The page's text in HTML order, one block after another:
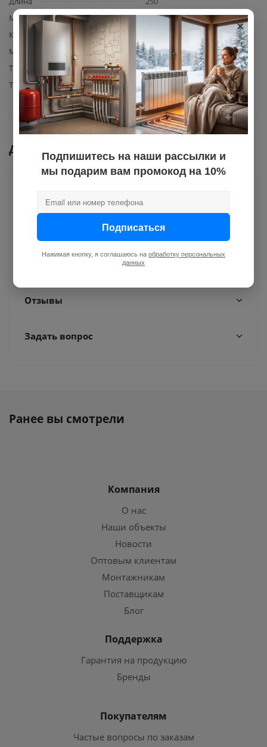
Материал гаек подводки
латунь
Количество в упаковке
Материал изготовления
НПВХ
Тип подводки (шланга)
для газа
Тип резьбы
Документы
Отзывы
Задать вопрос
Ранее вы смотрели
Компания
О нас
Наши объекты
Новости
Оптовым клиентам
Монтажникам
Поставщикам
Блог
Поддержка
Гарантия на продукцию
Бренды
Покупателям
Частые вопросы по заказам
×
Подпишитесь на наши рассылки и
мы подарим вам промокод на 10%
Подписаться
Нажимая кнопку, я соглашаюсь на обработку персональных
данных